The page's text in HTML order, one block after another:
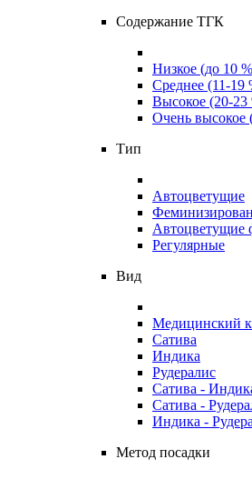
Содержание ТГК
Низкое (до 10
Среднее (11-19
Высокое (20-23
Очень высокое
Тип
Автоцветущие
Автоцветущие
Регулярные
Вид
Медицинский
Сатива
Индика
Рудералис
Сатива -
Сатива -
Индика -
Метод посадки